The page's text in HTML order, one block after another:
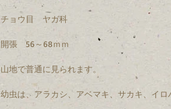
チョウ目　ヤガ科
開張　56～68ｍｍ
山地で普通に見られます。
幼虫は、アラカシ、アベマキ、サカキ、イ